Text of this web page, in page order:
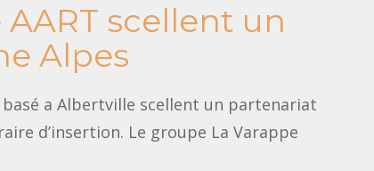
scellent un
Alpes
a Albertville scellent un partenariat
d’insertion. Le groupe La Varappe